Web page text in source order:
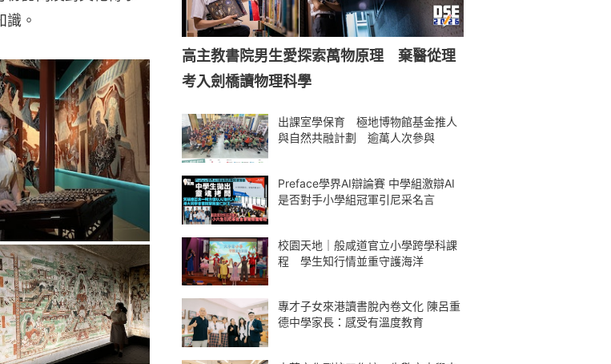
。
高主教書院男生愛探索萬物原理 棄醫從理
考入劍橋讀物理科學
出課室學保育 極地博物館基金推人
與自然共融計劃 逾萬人次參與
Preface學界AI辯論賽 中學組激辯AI
是否對手小學組冠軍引尼采名言
校園天地｜般咸道官立小學跨學科課
程 學生知行情並重守護海洋
專才子女來港讀書脫內卷文化 陳呂重
德中學家長：感受有溫度教育